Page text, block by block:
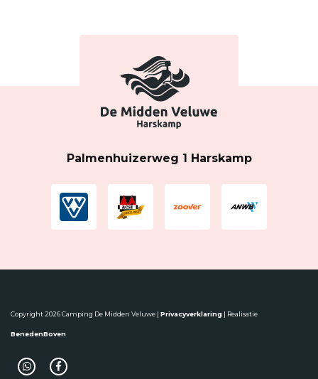
Palmenhuizerweg 1 Harskamp
Copyright 2026 Camping De Midden Veluwe | Privacyverklaring | Realisatie
BenedenBoven